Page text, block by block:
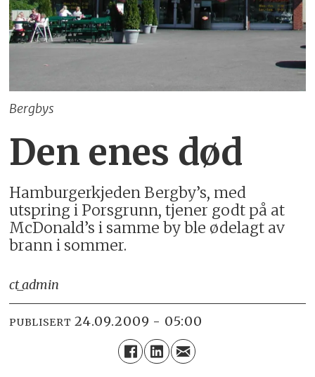
Bergbys
Den enes død
Hamburgerkjeden Bergby’s, med
utspring i Porsgrunn, tjener godt på at
McDonald’s i samme by ble ødelagt av
brann i sommer.
ct_admin
PUBLISERT 24.09.2009 - 05:00